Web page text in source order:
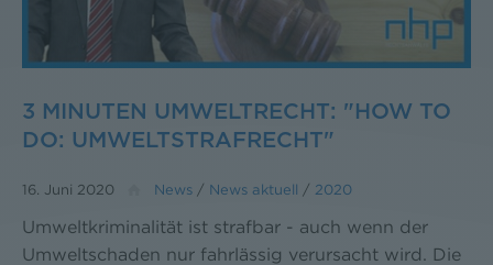
3 MINUTEN UMWELTRECHT: "HOW TO
DO: UMWELTSTRAFRECHT"
16. Juni 2020 News / News aktuell / 2020
Umweltkriminalität ist strafbar - auch wenn der
Umweltschaden nur fahrlässig verursacht wird. Die